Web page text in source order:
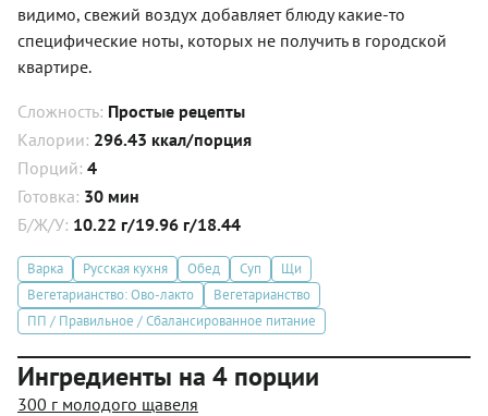
видимо, свежий воздух добавляет блюду какие-то
специфические ноты, которых не получить в городской
квартире.
Сложность: Простые рецепты
Калории: 296.43 ккал/порция
Порций: 4
Готовка: 30 мин
Б/Ж/У: 10.22 г/19.96 г/18.44
Варка Русская кухня Обед Суп
Щи
Вегетарианство: Ово-лакто
Вегетарианство
ПП / Правильное / Сбалансированное питание
Ингредиенты на 4 порции
300 г молодого щавеля